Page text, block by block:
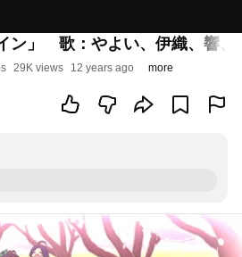
ン」 歌：やよい、伊織、響
29K views 12 years ago more